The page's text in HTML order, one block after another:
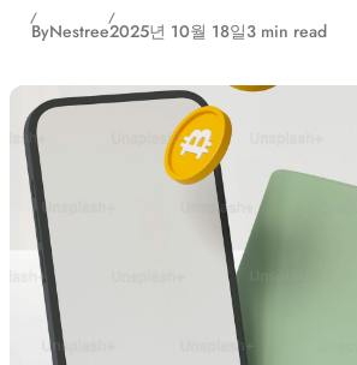
ByNestree2025년 10월 18일3 min read